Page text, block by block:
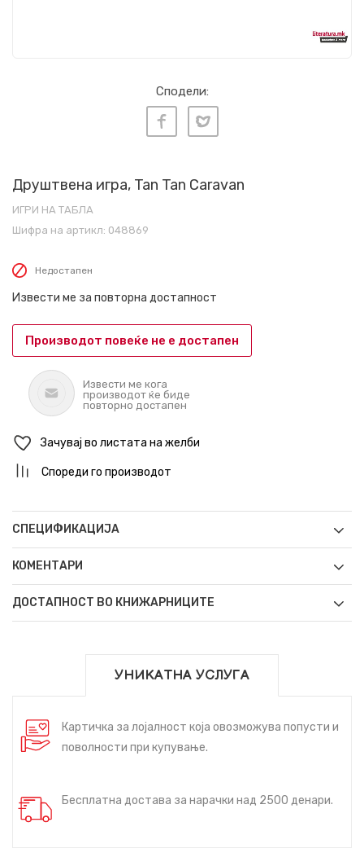
Сподели:
Друштвена игра, Tan Tan Caravan
ИГРИ НА ТАБЛА
Шифра на артикл: 048869
Недостапен
Извести ме за повторна достапност
Производот повеќе не е достапен
Извести ме кога
производот ќе биде
повторно достапен
Зачувај во листата на желби
Спореди го производот
СПЕЦИФИКАЦИЈА
КОМЕНТАРИ
ДОСТАПНОСТ ВО КНИЖАРНИЦИТЕ
УНИКАТНА УСЛУГА
Картичка за лојалност која овозможува попусти и
поволности при купување.
Бесплатна достава за нарачки над 2500 денари.